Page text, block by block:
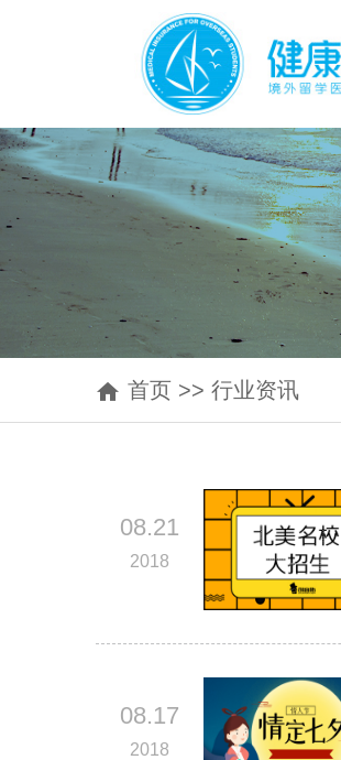
首页 >> 行业资讯
08.21
2018
08.17
2018